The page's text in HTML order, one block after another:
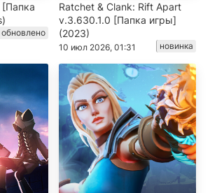
[Папка
обновлено
Ratchet & Clank: Rift Apart
v.3.630.1.0 [Папка игры]
(2023)
10 июл 2026, 01:31 новинка